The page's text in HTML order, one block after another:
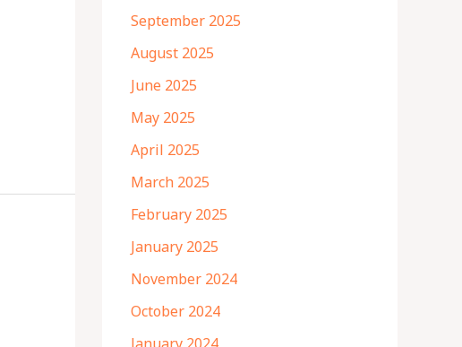
September 2025
August 2025
June 2025
May 2025
April 2025
March 2025
February 2025
January 2025
November 2024
October 2024